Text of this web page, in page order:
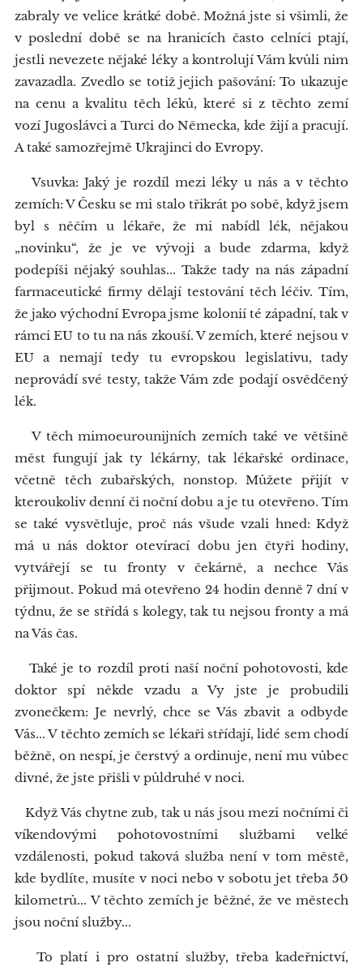
zabraly ve velice krátké době. Možná jste si všimli, že
v poslední době se na hranicích často celníci ptají,
jestli nevezete nějaké léky a kontrolují Vám kvůli nim
zavazadla. Zvedlo se totiž jejich pašování: To ukazuje
na cenu a kvalitu těch léků, které si z těchto zemí
vozí Jugoslávci a Turci do Německa, kde žijí a pracují.
A také samozřejmě Ukrajinci do Evropy.
Vsuvka: Jaký je rozdíl mezi léky u nás a v těchto
zemích: V Česku se mi stalo třikrát po sobě, když jsem
byl s něčím u lékaře, že mi nabídl lék, nějakou
„novinku“, že je ve vývoji a bude zdarma, když
podepíši nějaký souhlas... Takže tady na nás západní
farmaceutické firmy dělají testování těch léčiv. Tím,
že jako východní Evropa jsme kolonií té západní, tak v
rámci EU to tu na nás zkouší. V zemích, které nejsou v
EU a nemají tedy tu evropskou legislativu, tady
neprovádí své testy, takže Vám zde podají osvědčený
lék.
V těch mimoeurounijních zemích také ve většině
měst fungují jak ty lékárny, tak lékařské ordinace,
včetně těch zubařských, nonstop. Můžete přijít v
kteroukoliv denní či noční dobu a je tu otevřeno. Tím
se také vysvětluje, proč nás všude vzali hned: Když
má u nás doktor otevírací dobu jen čtyři hodiny,
vytvářejí se tu fronty v čekárně, a nechce Vás
přijmout. Pokud má otevřeno 24 hodin denně 7 dní v
týdnu, že se střídá s kolegy, tak tu nejsou fronty a má
na Vás čas.
Také je to rozdíl proti naší noční pohotovosti, kde
doktor spí někde vzadu a Vy jste je probudili
zvonečkem: Je nevrlý, chce se Vás zbavit a odbyde
Vás... V těchto zemích se lékaři střídají, lidé sem chodí
běžně, on nespí, je čerstvý a ordinuje, není mu vůbec
divné, že jste přišli v půldruhé v noci.
Když Vás chytne zub, tak u nás jsou mezi nočními či
víkendovými pohotovostními službami velké
vzdálenosti, pokud taková služba není v tom městě,
kde bydlíte, musíte v noci nebo v sobotu jet třeba 50
kilometrů... V těchto zemích je běžné, že ve městech
jsou noční služby...
To platí i pro ostatní služby, třeba kadeřnictví,